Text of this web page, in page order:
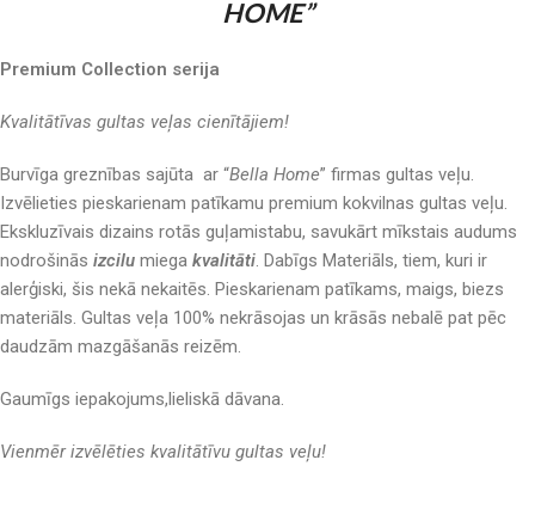
HOME”
Premium Collection serija
Kvalitātīvas gultas veļas cienītājiem!
Burvīga greznības sajūta ar “Bella Home” firmas gultas veļu.
Izvēlieties pieskarienam patīkamu premium kokvilnas gultas veļu.
Ekskluzīvais dizains rotās guļamistabu, savukārt mīkstais audums
nodrošinās izcilu miega kvalitāti. Dabīgs Materiāls, tiem, kuri ir
alerģiski, šis nekā nekaitēs. Pieskarienam patīkams, maigs, biezs
materiāls. Gultas veļa 100% nekrāsojas un krāsās nebalē pat pēc
daudzām mazgāšanās reizēm.
Gaumīgs iepakojums,lieliskā dāvana.
Vienmēr izvēlēties kvalitātīvu gultas veļu!